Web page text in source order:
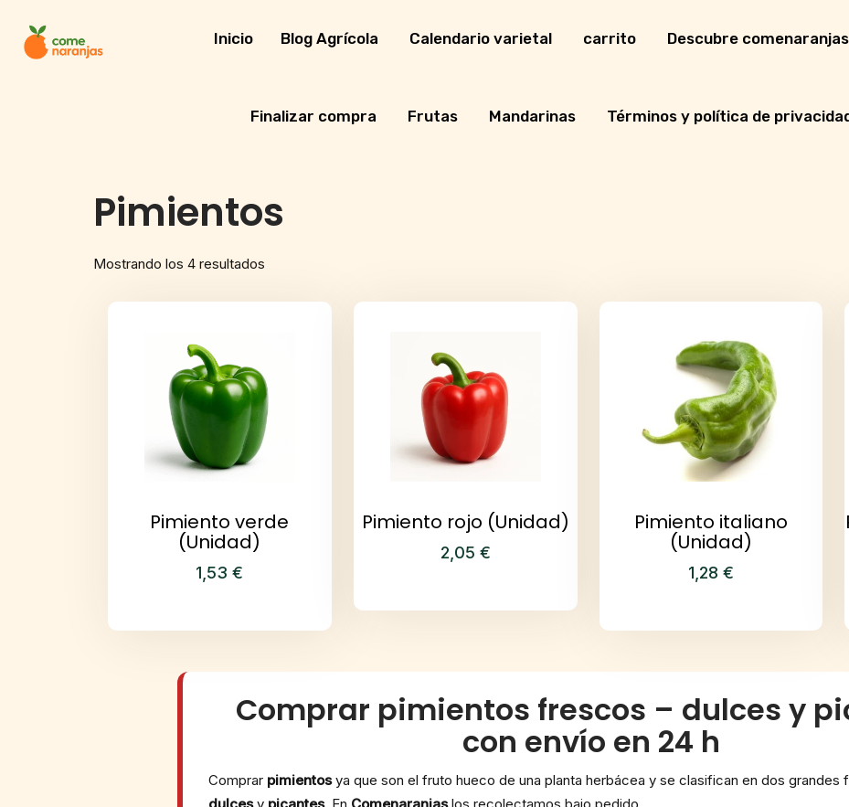
content
Inicio Blog Agrícola Calendario varietal carrito Descubre comenaranjas
Finalizar compra Frutas Mandarinas Términos y política de
Pimientos
Mostrando los 4 resultados
Pimiento verde
(Unidad)
1,53€
Pimiento rojo (Unidad)
2,05 €
Pimiento italiano
(Unidad)
1,28 €
Comprar pimientos frescos – dulces y
con envío en 24 h
Comprar pimientosya que son el fruto hueco de una planta herbácea y se clasifican en dos grandes